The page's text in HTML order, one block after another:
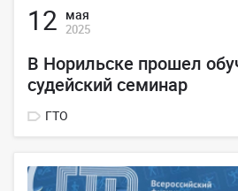
12 мая
2025
В Норильске прошел
судейский семинар
ГТО